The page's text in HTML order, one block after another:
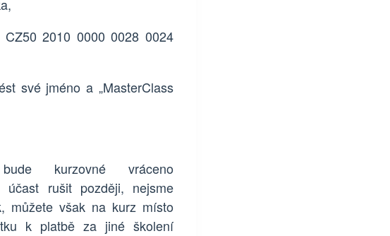
2010 0000 0028 0024
své jméno a „MasterClass
bude kurzovné vráceno
účast rušit později, nejsme
můžete však na kurz místo
k platbě za jiné školení